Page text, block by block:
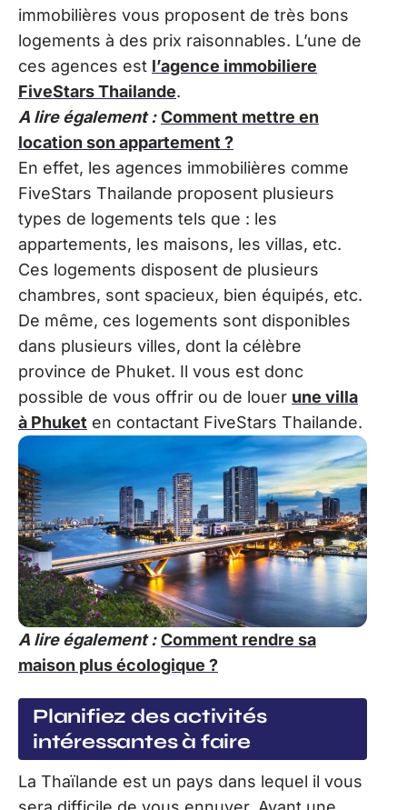
immobilières vous proposent de très bons
logements à des prix raisonnables. L’une de
ces agences est l’agence immobiliere
FiveStars Thailande.
A lire également : Comment mettre en
location son appartement ?
En effet, les agences immobilières comme
FiveStars Thailande proposent plusieurs
types de logements tels que : les
appartements, les maisons, les villas, etc.
Ces logements disposent de plusieurs
chambres, sont spacieux, bien équipés, etc.
De même, ces logements sont disponibles
dans plusieurs villes, dont la célèbre
province de Phuket. Il vous est donc
possible de vous offrir ou de louer une villa
à Phuket en contactant FiveStars Thailande.
A lire également : Comment rendre sa
maison plus écologique ?
Planifiez des activités
intéressantes à faire
La Thaïlande est un pays dans lequel il vous